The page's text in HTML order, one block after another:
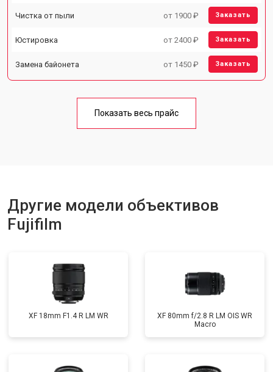
Чистка от пыли от 1900 ₽ Заказать
Юстировка от 2400 ₽ Заказать
Замена байонета от 1450 ₽ Заказать
Показать весь прайс
Другие модели объективов
Fujifilm
XF 18mm F1.4 R LM WR
XF 80mm f/2.8 R LM OIS WR
Macro